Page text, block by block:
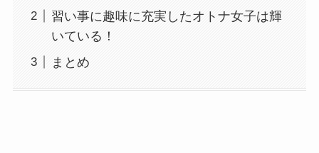
習い事に趣味に充実したオトナ女子は輝
いている！
まとめ